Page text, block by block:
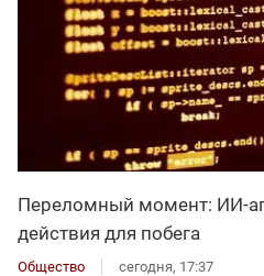
Переломный момент: ИИ-
действия для побега
Общество сегодня, 17:37